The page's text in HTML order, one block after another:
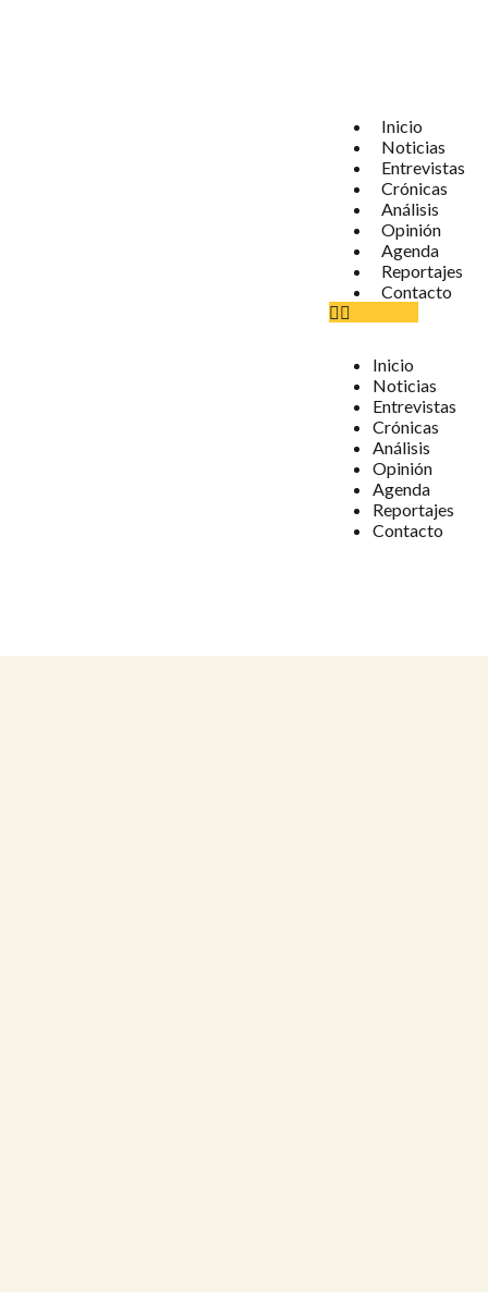
Inicio
Noticias
Entrevistas
Crónicas
Análisis
Opinión
Agenda
Reportajes
Contacto
Inicio
Noticias
Entrevistas
Crónicas
Análisis
Opinión
Agenda
Reportajes
Contacto